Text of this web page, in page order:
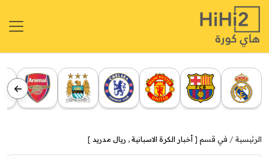
الرئيسية في قسم [ أخبار الكرة الاسبانية , ريال مدريد ]